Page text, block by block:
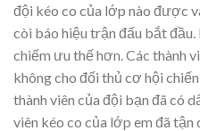
đội kéo co của lớp nào được
còi báo hiệu trận đấu bắt
chiếm ưu thế hơn. Các thành
không cho đối thủ cơ hội
thành viên của đội bạn đã có
viên kéo co của lớp em đã